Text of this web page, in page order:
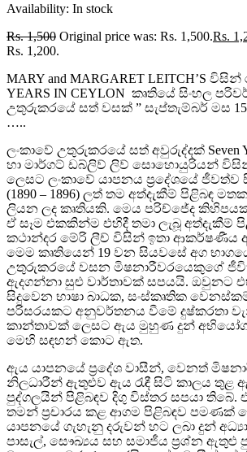
Availability: In stock
Rs.1,500 Original price was: Rs. 1,500.Rs.
Rs. 1,200.
MARY and MARGARET LEITCH’S විසින්
YEARS IN CEYLON කෘතියේ සිංහල
උතුරුකරයේ සත් වසක් ” සැප්තැම්බර් මස
…..
ලංකාවේ උතුරුකරයේ සත් අවුරුද්දක් Seven
හා මාර්ගට් ඩබ්ලිව් ලිව් සොහොයුරියන්
ලෙසට ලංකාවේ යාපනය ප්‍රදේශයේ
(1890 – 1896) ලත් තම අත්දැකීම් පිළිබඳ
ලියන ලද කෘතියකි. මෙය පරිච්ජේද
ඒ සෑම එකකින්ම එහිදී තමා ලැබූ අත්දැකීම්
කථාන්දර මේරි ලීච් විසින් ඉතා ආකර්ෂණීය
මෙම කෘතියෙන් 19 වන සියවසේ අග
උතුරුකරයේ වසන මිෂනාරීවරයෙකුගේ
ඇදගන්නා සුළු වාර්තාවක් සපයයි. ඔවුනට
සිදුවෙන භාෂා බාධක, සංස්කෘතික
පරිසරයකට අනුවර්තනය වීමේ දුෂ්කරතා
කාන්තාවක් ලෙසට ඇය මුහුණ දුන් අභියෝග
මෙහි සඳහන් කොට ඇත.
ඇය යාපනයේ ප්‍රදේශ වාසීන්, වෙනත්
නිලධාරීන් ඇතුළුව ඇය රැඳී සිටි කාලය තුළ
පුද්ගලයින් පිළිබඳව දිගු විස්තර සපයා තිබේ.
තමන් ප්‍රචාරය කළ ආගම පිළිබඳව පමණක්
යාපනයේ ගැහැනු දරුවන් හට ලබා දුන්
පාසැල්, සෞඛ්‍යය සහ සමාජීය ප්‍රශ්න ඇතුළු